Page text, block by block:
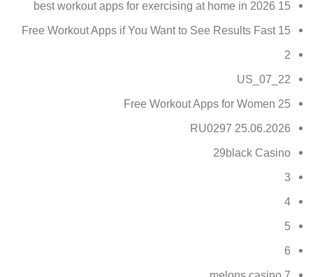
15 best workout apps for exercising at home in 2026
15 Free Workout Apps if You Want to See Results Fast
2
22_07_US
25 Free Workout Apps for Women
25.06.2026 RU0297
29black Casino
3
4
5
6